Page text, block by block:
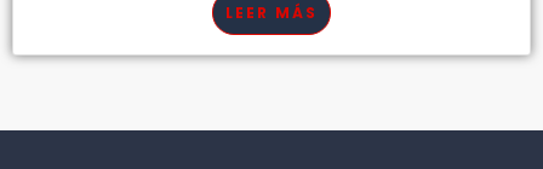
LEER MÁS